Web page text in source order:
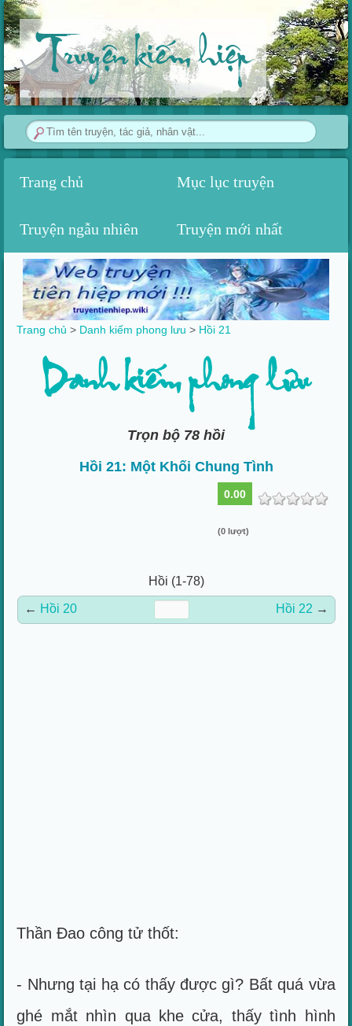
Truyện kiếm hiệp
Trang chủ Mục lục truyện
Truyện ngẫu nhiên Truyện mới nhất
Trang chủ > Danh kiếm phong lưu > Hồi 21
Danh kiếm phong lưu
Trọn bộ 78 hồi
Hồi 21: Một Khối Chung Tình
0.00
(0 lượt)
Hồi (1-78)
← Hồi 20 Hồi 22 →
Thần Đao công tử thốt:
- Nhưng tại hạ có thấy được gì? Bất quá vừa
ghé mắt nhìn qua khe cửa, thấy tình hình